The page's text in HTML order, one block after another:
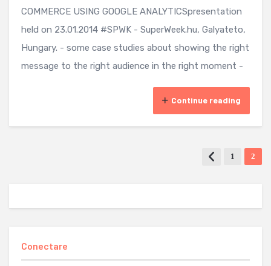
COMMERCE USING GOOGLE ANALYTICSpresentation
held on 23.01.2014 #SPWK - SuperWeek.hu, Galyateto,
Hungary. - some case studies about showing the right
message to the right audience in the right moment -
Continue reading
1 2
Conectare